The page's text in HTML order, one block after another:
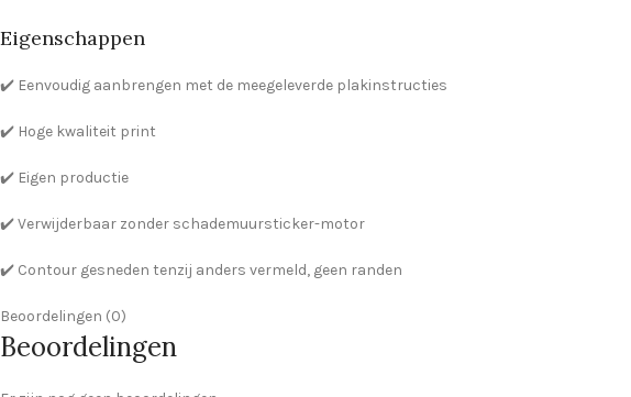
Eigenschappen
✔️ Eenvoudig aanbrengen met de meegeleverde plakinstructies
✔️ Hoge kwaliteit print
✔️ Eigen productie
✔️ Verwijderbaar zonder schademuursticker-motor
✔️ Contour gesneden tenzij anders vermeld, geen randen
Beoordelingen (0)
Beoordelingen